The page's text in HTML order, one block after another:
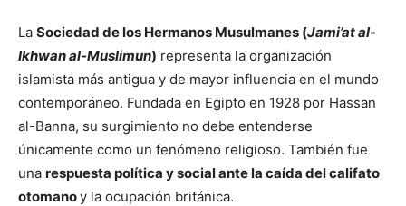
La Sociedad de los Hermanos Musulmanes (Jami’at al-
Ikhwan al-Muslimun) representa la organización
islamista más antigua y de mayor influencia en el mundo
contemporáneo. Fundada en Egipto en 1928 por Hassan
al-Banna, su surgimiento no debe entenderse
únicamente como un fenómeno religioso. También fue
una respuesta política y social ante la caída del califato
otomanoy la ocupación británica.